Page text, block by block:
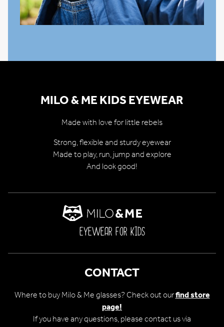
MILO & ME KIDS EYEWEAR
Made with love for little rebels
Strong, flexible and sturdy eyewear
Made to play, run, jump and explore
And look good!
EYEWEAR FOR KIDS
CONTACT
Where to buy Milo & Me glasses? Check out ourfind store
page!
If you have any questions, please contact us via